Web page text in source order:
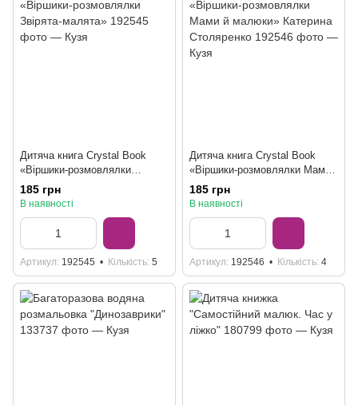
Дитяча книга Crystal Book
«Віршики-розмовлялки
Звірята-малята»
185 грн
В наявності
Артикул 192545 Кількість 5
Дитяча книга Crystal Book
«Віршики-розмовлялки Мами
й малюки» Катерина
Столяренко
185 грн
В наявності
Артикул 192546 Кількість 4